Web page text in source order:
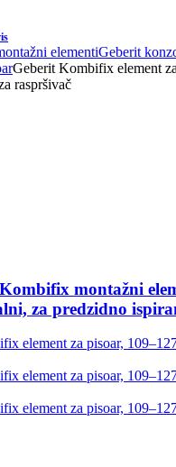
elementiGeberit
Geberit Kombifix element
raspršivač
montažni
za predzidno